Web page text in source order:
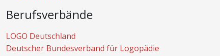
Berufsverbände
LOGO Deutschland
Deutscher Bundesverband für Logopädie